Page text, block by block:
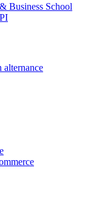
Business School
alternance